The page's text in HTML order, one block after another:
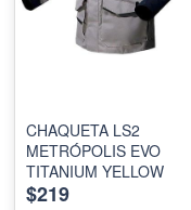
CHAQUETA LS2
METRÓPOLIS EVO
TITANIUM YELLOW
$219